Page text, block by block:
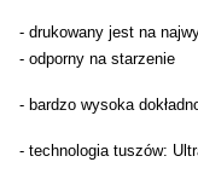
- drukowany jest na
- odporny na starzenie
- bardzo wysoka
- technologia tuszów: